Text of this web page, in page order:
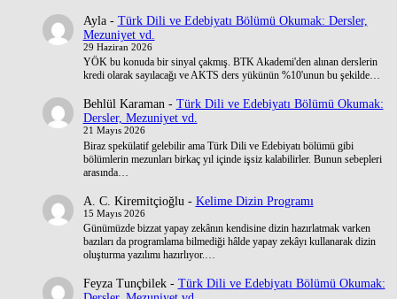
Ayla- Türk Dili ve Edebiyatı Bölümü Okumak: Dersler,
Mezuniyet vd.
29 Haziran 2026
YÖK bu konuda bir sinyal çakmış. BTK Akademi'den alınan derslerin
kredi olarak sayılacağı ve AKTS ders yükünün %10'unun bu şekilde…
Behlül Karaman- Türk Dili ve Edebiyatı Bölümü Okumak:
Dersler, Mezuniyet vd.
21 Mayıs 2026
Biraz spekülatif gelebilir ama Türk Dili ve Edebiyatı bölümü gibi
bölümlerin mezunları birkaç yıl içinde işsiz kalabilirler. Bunun sebepleri
arasında…
A. C. Kiremitçioğlu - Kelime Dizin Programı
15 Mayıs 2026
Günümüzde bizzat yapay zekânın kendisine dizin hazırlatmak varken
bazıları da programlama bilmediği hâlde yapay zekâyı kullanarak dizin
oluşturma yazılımı hazırlıyor.…
Feyza Tunçbilek- Türk Dili ve Edebiyatı Bölümü Okumak: